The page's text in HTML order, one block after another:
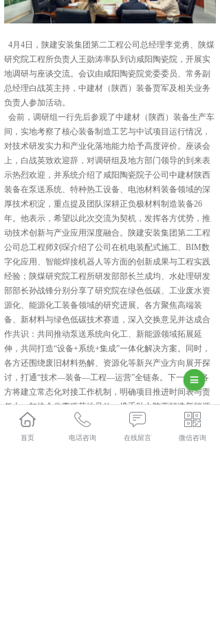
4月4日，陕建安装集团第二工程公司总经理李党勇、陕煤
研究院工程所负责人王勋涛率队到访咸阳陶瓷院，开展实
地调研与座谈交流。会议由咸阳陶瓷院党委委员、常务副
总经理白战英主持，中建材（陕西）装备贾军及相关业务
负责人参加活动。
会前，调研组一行先后参观了中建材（陕西）装备生产车
间，实地考察了核心装备制造工艺与中试项目运行情况，
对技术研发实力和产业化落地能力给予高度评价。座谈会
上，白战英致欢迎辞，对调研组及地方部门领导的到来表
示热烈欢迎，并系统介绍了咸阳陶瓷院子公司中建材陕西
装备在泵送系统、特种热工设备、电池材料装备领域的深
厚技术积淀，重点提及团队深耕正负极材料制造装备26
年。他表示，希望以此次交流为契机，发挥各方优势，推
动技术创新与产业应用深度融合。陕建安装集团第二工程
公司总工程师刘琛介绍了公司在机电装配式施工、BIM数
字化应用、智能焊接机器人等方面的创新成果与工程实践
经验；陕煤研究院工程所研发部部长兰成均、水处理研发
部部长孙战锋分别分享了研究院在绿色低碳、工业废水资
源化、能源化工装备领域的研究进展。各方聚焦高端装
备、新材料与绿色低碳技术赛道，深入交换意见并达成合
作共识：共同推动泵送系统向化工、新能源领域拓展延
伸，共同打造“设备+系统+集成”一体化解决方案。同时，
各方还围绕废旧材料热解、资源化等新兴产业方向展开探
讨，打通“技术—装备—工程—运营”全链条。下一步，各
方将建立常态化对接工作机制，明确项目推进时间表与责
任人，加快合作事项落地见效，携手助力陕西打造新能源
与新材料产业集群，为区域经济高质量发展注入强劲动
力。
首页 电话咨询 在线留言 微信咨询